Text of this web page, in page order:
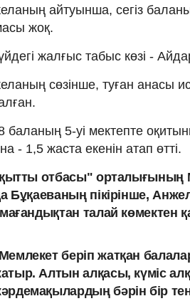
айтуынша, сегіз
жоқ.
жалғыс табыс көзі -
сөзінше, туған анасы
баланың 5-уі мектепте
- 1,5 жаста екенін атап өтті.
отбасы" орталығының
Бұқаеваның пікірінше,
талай көмектен
беріп жатқан
Алтын алқасы, күміс
бәрін бір